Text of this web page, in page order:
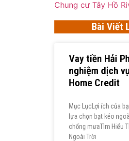
Chung cư Tây Hồ
Bài Viết
Vay tiền Hải
nghiệm dịch
Home Credit
Mục LụcLợi ích của
lựa chọn bạt kéo
chống mưaTìm Hiểu
Ngoài Trời